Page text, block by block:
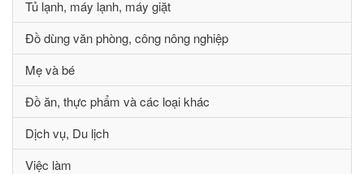
Tủ lạnh, máy lạnh, máy giặt
Đồ dùng văn phòng, công nông nghiệp
Mẹ và bé
Đồ ăn, thực phẩm và các loại khác
Dịch vụ, Du lịch
Việc làm